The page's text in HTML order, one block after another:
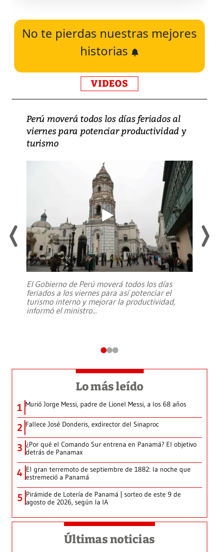
No te pierdas nuestras mejores
historias
VIDEOS
Perú moverá todos los días feriados al
viernes para potenciar productividad y
turismo
El Gobierno de Perú moverá todos los días
feriados a los viernes para así potenciar el
turismo interno y mejorar la productividad,
informó el ministro...
Lo más leído
1 Murió Jorge Messi, padre de Lionel Messi, a los 68 años
2 Fallece José Donderis, exdirector del Sinaproc
3 ¿Por qué el Comando Sur entrena en Panamá? El objetivo
detrás de Panamax
4 El gran terremoto de septiembre de 1882: la noche que
estremeció a Panamá
5 Pirámide de Lotería de Panamá | sorteo de este 9 de
agosto de 2026, según la IA
Últimas noticias